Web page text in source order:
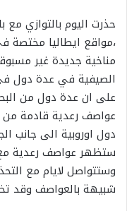
حذرت اليوم بالتوازي
،مواقع ايطاليا مختصة
مناخية جديدة غير
الصيفية في عدة دول
على ان عدة دول من
عواصف رعدية قادمة من
دول اوروبية الى جانب
ستظهر عواصف رعدية مع
وستتواصل لايام مع
شبيهة بالعواصف وقد